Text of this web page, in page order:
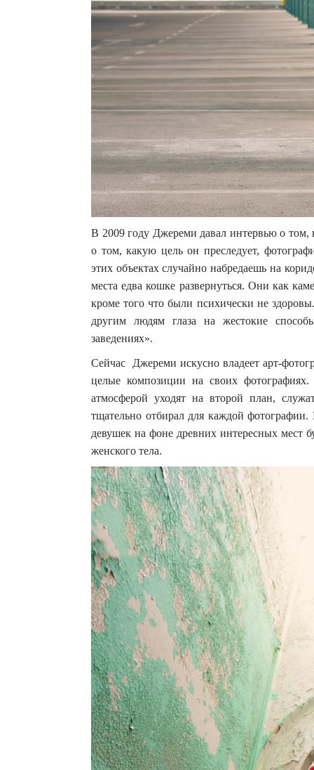
В 2009 году Джереми давал интервью о том,
о том, какую цель он преследует,
этих объектах случайно набредаешь на
места едва кошке развернуться. Они как
кроме того что были психически не
другим людям глаза на жестокие
заведениях».
Сейчас Джереми искусно владеет арт-
целые композиции на своих
атмосферой уходят на второй план,
тщательно отбирал для каждой
девушек на фоне древних интересных мест
женского тела.